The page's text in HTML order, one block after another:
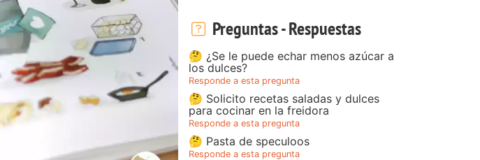
Preguntas - Respuestas
🤔 ¿Se le puede echar menos azúcar a
los dulces?
Responde a esta pregunta
🤔 Solicito recetas saladas y dulces
para cocinar en la freidora
Responde a esta pregunta
🤔 Pasta de speculoos
Responde a esta pregunta